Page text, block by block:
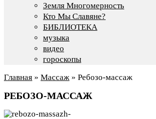
Земля Многомерность
Кто Мы Славяне?
БИБЛИОТЕКА
музыка
видео
гороскопы
Главная » Массаж » Ребозо-массаж
РЕБОЗО-МАССАЖ